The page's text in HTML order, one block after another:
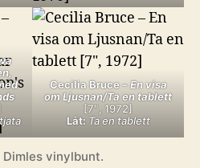
Cecilia Bruce –En visa
om Ljusnan/Ta en tablett
[7″, 1972]
Låt: Ta en tablett
vinylbunt.